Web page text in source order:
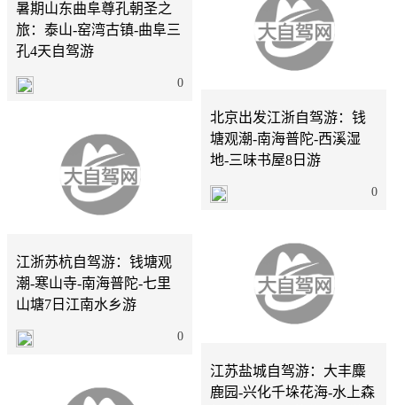
暑期山东曲阜尊孔朝圣之
旅：泰山-窑湾古镇-曲阜三
孔4天自驾游
0
北京出发江浙自驾游：钱
塘观潮-南海普陀-西溪湿
地-三味书屋8日游
0
江浙苏杭自驾游：钱塘观
潮-寒山寺-南海普陀-七里
山塘7日江南水乡游
0
江苏盐城自驾游：大丰麋
鹿园-兴化千垛花海-水上森